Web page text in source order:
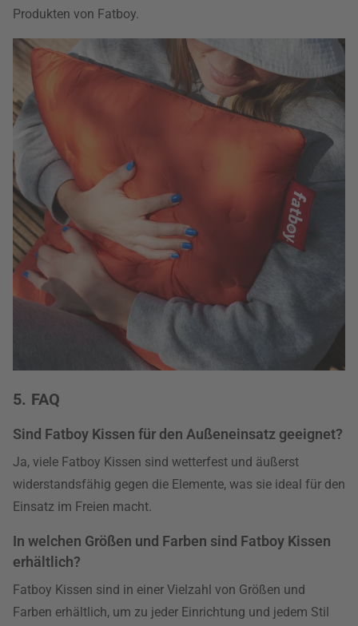
Produkten von Fatboy.
5. FAQ
Sind Fatboy Kissen für den Außeneinsatz geeignet?
Ja, viele Fatboy Kissen sind wetterfest und äußerst
widerstandsfähig gegen die Elemente, was sie ideal für den
Einsatz im Freien macht.
In welchen Größen und Farben sind Fatboy Kissen
erhältlich?
Fatboy Kissen sind in einer Vielzahl von Größen und
Farben erhältlich, um zu jeder Einrichtung und jedem Stil